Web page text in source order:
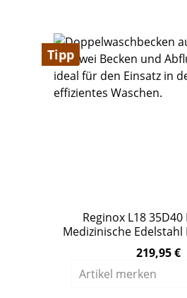
Tipp
Reginox L18 35D40
Medizinische
791 x 445 mm
Regulärer Preis:219,95 €
Artikel merken